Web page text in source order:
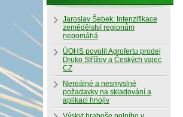
Jaroslav Šebek: Intenzifikace
zemědělství regionům
nepomáhá
ÚOHS povolil Agrofertu prodej
Druko Střížov a Českých vajec
CZ
Nereálné a nesmyslné
požadavky na skladování a
aplikaci hnojiv